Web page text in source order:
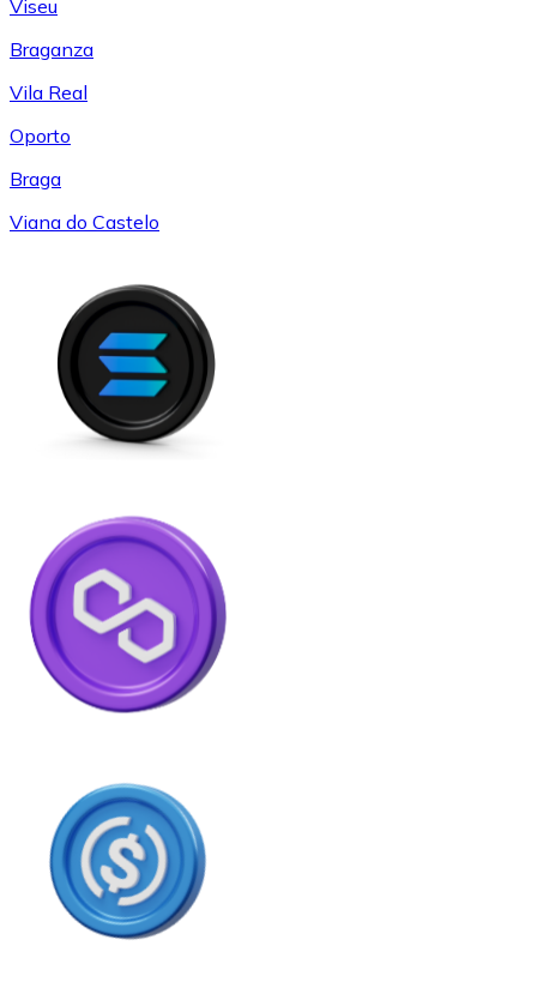
Viseu
Braganza
Vila Real
Oporto
Braga
Viana do Castelo